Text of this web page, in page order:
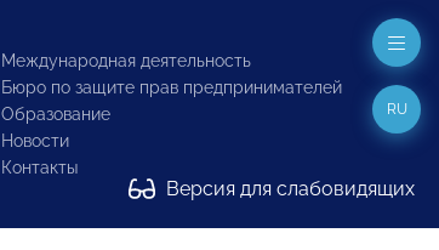
Международная деятельность
Бюро по защите прав предпринимателей
Образование
Новости
Контакты
Версия для слабовидящих
RU